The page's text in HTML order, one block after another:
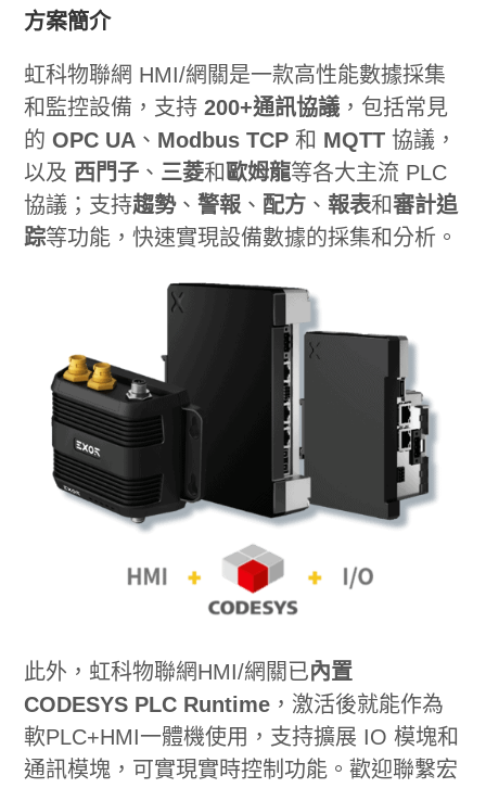
方案簡介
虹科物聯網 HMI/網關是一款高性能數據採集
和監控設備，支持200+通訊協議 ，包括常見
的OPC UA 、 Modbus TCP 和 MQTT 協議，
以及 西門子 、 三菱和歐姆龍等各大主流 PLC
協議；支持趨勢、警報 、 配方 、 報表和審計追
踪等功能，快速實現設備數據的採集和分析。
此外，虹科物聯網HMI/網關已內置
CODESYS PLC Runtime ，激活後就能作為
軟PLC+HMI一體機使用，支持擴展 IO 模塊和
通訊模塊，可實現實時控制功能。歡迎聯繫宏